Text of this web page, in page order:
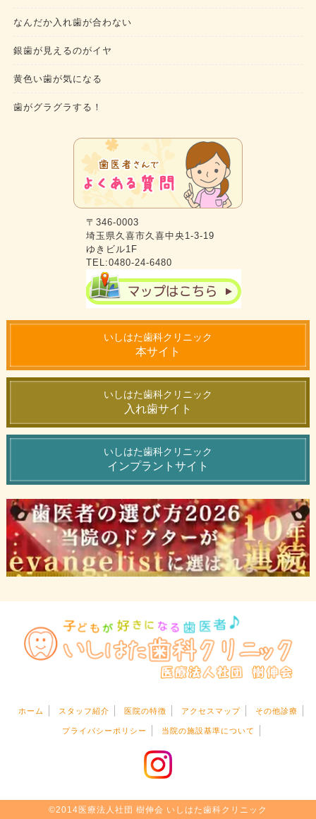
なんだか入れ歯が合わない
銀歯が見えるのがイヤ
黄色い歯が気になる
歯がグラグラする！
〒346-0003
埼玉県久喜市久喜中央1-3-19
ゆきビル1F
TEL:0480-24-6480
いしはた歯科クリニック
本サイト
いしはた歯科クリニック
入れ歯サイト
いしはた歯科クリニック
インプラントサイト
ホーム スタッフ紹介 医院の特徴 アクセスマップ その他診療
プライバシーポリシー 当院の施設基準について
©2014医療法人社団 樹伸会 いしはた歯科クリニック